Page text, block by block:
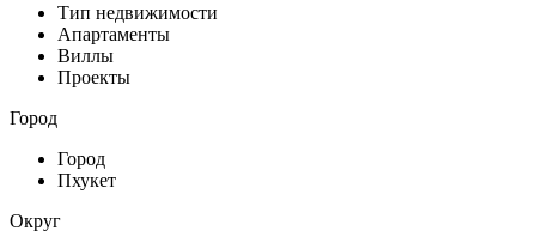
Тип недвижимости
Апартаменты
Виллы
Проекты
Город
Город
Пхукет
Округ